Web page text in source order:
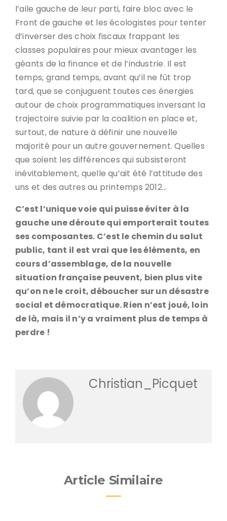
l’aile gauche de leur parti, faire bloc avec le
Front de gauche et les écologistes pour tenter
d’inverser des choix fiscaux frappant les
classes populaires pour mieux avantager les
géants de la finance et de l’industrie. Il est
temps, grand temps, avant qu’il ne fût trop
tard, que se conjuguent toutes ces énergies
autour de choix programmatiques inversant la
trajectoire suivie par la coalition en place et,
surtout, de nature à définir une nouvelle
majorité pour un autre gouvernement. Quelles
que soient les différences qui subsisteront
inévitablement, quelle qu’ait été l’attitude des
uns et des autres au printemps 2012…
C’est l’unique voie qui puisse éviter à la
gauche une déroute qui emporterait toutes
ses composantes. C’est le chemin du salut
public, tant il est vrai que les éléments, en
cours d’assemblage, de la nouvelle
situation française peuvent, bien plus vite
qu’on ne le croit, déboucher sur un désastre
social et démocratique. Rien n’est joué, loin
de là, mais il n’y a vraiment plus de temps à
perdre !
Christian_Picquet
Article Similaire